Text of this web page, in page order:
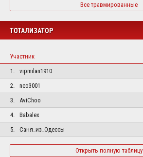
Все травмированные
ТОТАЛИЗАТОР
Участник
1.
vipmilan1910
2.
neo3001
3.
AviChoo
4.
Babalex
5.
Саня_из_Одессы
Открыть полную таблицу